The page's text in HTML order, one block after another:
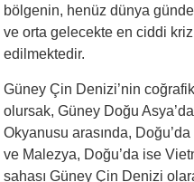
bölgenin, henüz dünya
ve orta gelecekte en ciddi
edilmektedir.
Güney Çin Denizi’nin
olursak, Güney Doğu
Okyanusu arasında,
ve Malezya, Doğu’da ise
sahası Güney Çin Denizi